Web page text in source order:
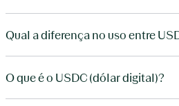
Qual a diferença no uso entre
O que é o USDC (dólar digital)?